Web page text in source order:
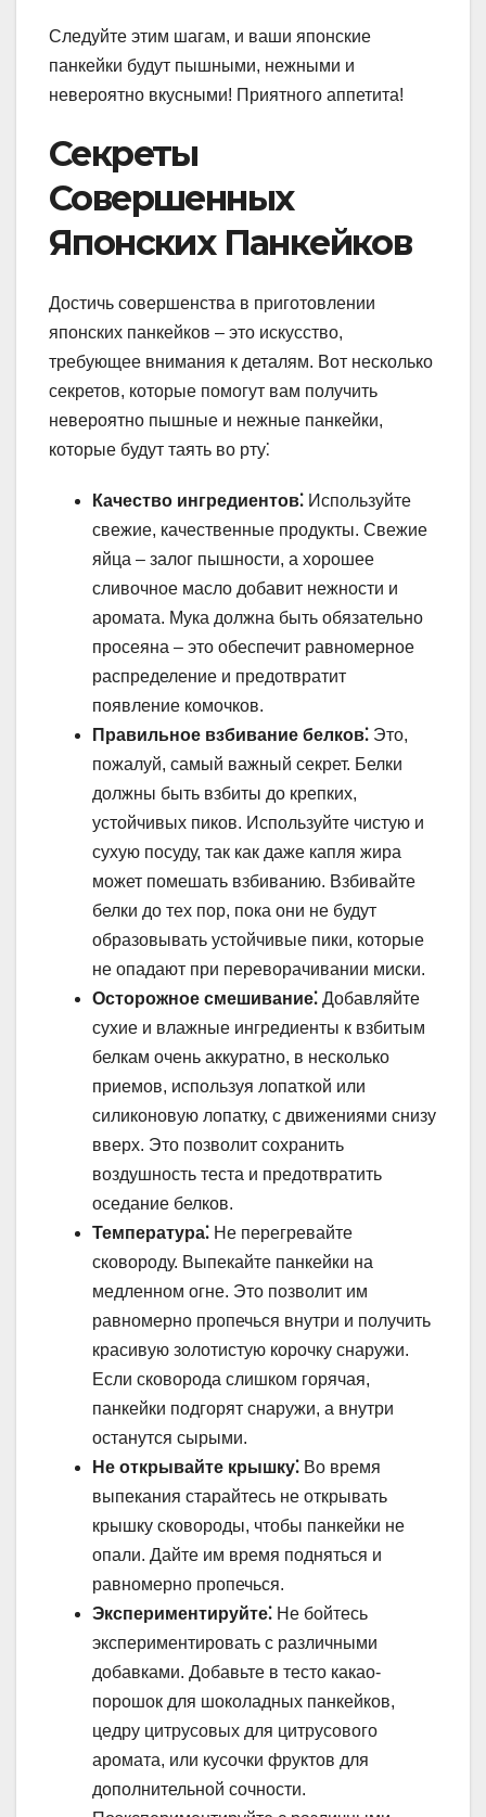
Следуйте этим шагам, и ваши японские
панкейки будут пышными, нежными и
невероятно вкусными! Приятного аппетита!
Секреты
Совершенных
Японских Панкейков
Достичь совершенства в приготовлении
японских панкейков – это искусство,
требующее внимания к деталям. Вот несколько
секретов, которые помогут вам получить
невероятно пышные и нежные панкейки,
которые будут таять во рту⁚
Качество ингредиентов⁚ Используйте
свежие, качественные продукты. Свежие
яйца – залог пышности, а хорошее
сливочное масло добавит нежности и
аромата. Мука должна быть обязательно
просеяна – это обеспечит равномерное
распределение и предотвратит
появление комочков.
Правильное взбивание белков⁚ Это,
пожалуй, самый важный секрет. Белки
должны быть взбиты до крепких,
устойчивых пиков. Используйте чистую и
сухую посуду, так как даже капля жира
может помешать взбиванию. Взбивайте
белки до тех пор, пока они не будут
образовывать устойчивые пики, которые
не опадают при переворачивании миски.
Осторожное смешивание⁚ Добавляйте
сухие и влажные ингредиенты к взбитым
белкам очень аккуратно, в несколько
приемов, используя лопаткой или
силиконовую лопатку, с движениями снизу
вверх. Это позволит сохранить
воздушность теста и предотвратить
оседание белков.
Температура⁚ Не перегревайте
сковороду. Выпекайте панкейки на
медленном огне. Это позволит им
равномерно пропечься внутри и получить
красивую золотистую корочку снаружи.
Если сковорода слишком горячая,
панкейки подгорят снаружи, а внутри
останутся сырыми.
Не открывайте крышку⁚ Во время
выпекания старайтесь не открывать
крышку сковороды, чтобы панкейки не
опали. Дайте им время подняться и
равномерно пропечься.
Экспериментируйте⁚ Не бойтесь
экспериментировать с различными
добавками. Добавьте в тесто какао-
порошок для шоколадных панкейков,
цедру цитрусовых для цитрусового
аромата, или кусочки фруктов для
дополнительной сочности.